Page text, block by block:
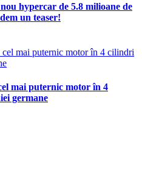
hypercar de 5.8 milioane de
un teaser!
mai puternic motor în 4
germane